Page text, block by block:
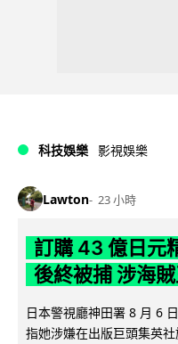
科技娛樂 影視娛樂
Lawton 23 小時
訂購 43 億日元
後終被捕 涉海
日本警視廳神田署 8 月 6
指她涉嫌在出版巨頭集英